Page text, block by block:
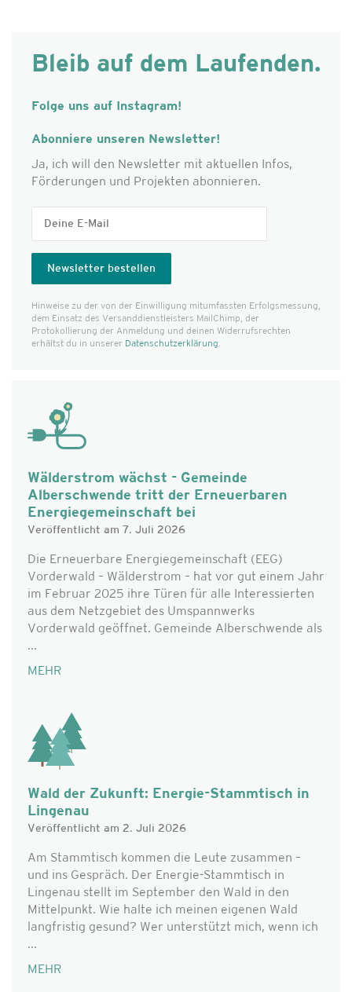
Bleib auf dem Laufenden.
Folge uns auf Instagram!
Abonniere unseren Newsletter!
Ja, ich will den Newsletter mit aktuellen Infos,
Förderungen und Projekten abonnieren.
Hinweise zu der von der Einwilligung mitumfassten Erfolgs­messung,
dem Einsatz des Versanddienst­leisters MailChimp, der
Protokollierung der Anmeldung und deinen Widerrufsrechten
erhältst du in unserer Datenschutzerklärung.
Wälderstrom wächst - Gemeinde
Alberschwende tritt der Erneuerbaren
Energiegemeinschaft bei
Veröffentlicht am 7. Juli 2026
Die Erneuerbare Energiegemeinschaft (EEG)
Vorderwald – Wälderstrom – hat vor gut einem Jahr
im Februar 2025 ihre Türen für alle Interessierten
aus dem Netzgebiet des Umspannwerks
Vorderwald geöffnet. Gemeinde Alberschwende als
...
MEHR
Wald der Zukunft: Energie-Stammtisch in
Lingenau
Veröffentlicht am 2. Juli 2026
Am Stammtisch kommen die Leute zusammen –
und ins Gespräch. Der Energie-Stammtisch in
Lingenau stellt im September den Wald in den
Mittelpunkt. Wie halte ich meinen eigenen Wald
langfristig gesund? Wer unterstützt mich, wenn ich
...
MEHR